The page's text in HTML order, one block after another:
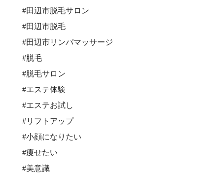
#田辺市脱毛サロン
#田辺市脱毛
#田辺市リンパマッサージ
#脱毛
#脱毛サロン
#エステ体験
#エステお試し
#リフトアップ
#小顔になりたい
#痩せたい
#美意識